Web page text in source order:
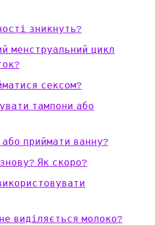
зникнуть?
менструальний цикл
сексом?
тампони або
приймати ванну?
Як скоро?
виділяється молоко?